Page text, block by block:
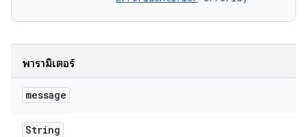
พารามิเตอร์
message
String